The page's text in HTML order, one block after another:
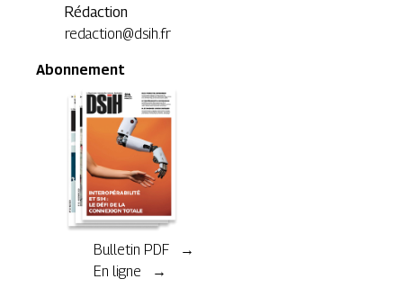
Rédaction
redaction@dsih.fr
Abonnement
Bulletin PDF →
En ligne →